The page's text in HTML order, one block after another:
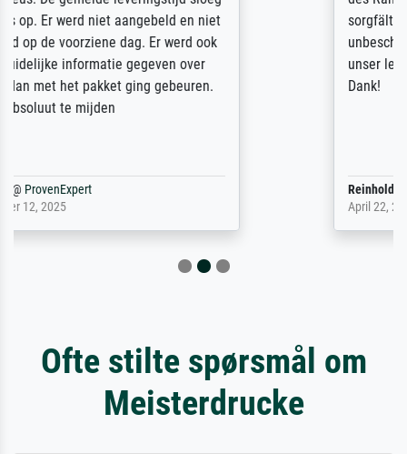
sorgfältig und sicher verpackt, so dass es
unbeschadet bei uns ankam. Es wird nicht
unser letzter Meisterdruck sein. Vielen
Dank!
Reinhold,
Ofte stilte spørsmål om
Meisterdrucke